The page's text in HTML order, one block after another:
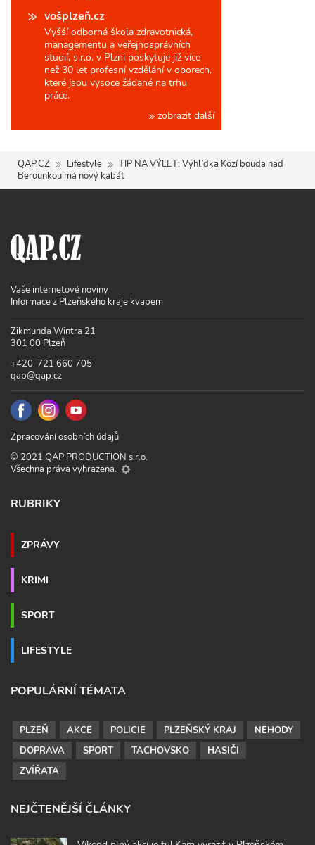
vošplzeň.cz
Vyšší odborná škola zdravotnická,
managementu a veřejnosprávních
studií, s.r.o. v Plzni poskytuje již více
než 30 let profesní vzdělání v oborech,
které jsou vysoce žádané na trhu
práce.
zobrazit další
QAP.CZ Lifestyle
TIP NA VÝLET: Vyhlídka Kozí bouda nad
Berounkou má nový kabát
Vaše internetové noviny
Informace z Plzeňského kraje kvapem
Zikmunda Wintra 21
301 00 Plzeň
+420 721 660 705
qap@qap.cz
Zpracování osobních údajů
© 2021 QAP PRODUCTION s.r.o.
Všechna práva vyhrazena.
RUBRIKY
ZPRÁVY
KRIMI
SPORT
LIFESTYLE
POPULÁRNÍ TÉMATA
PLZEŇ AKCE POLICIE PLZEŇSKÝ KRAJ
NEHODY
DOPRAVA
SPORT TACHOVSKO
HASIČI
ZVÍŘATA
NEJČTENĚJŠÍ ČLÁNKY